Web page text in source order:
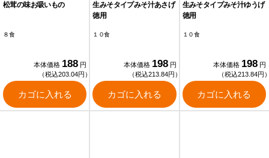
松茸の味お吸いもの
８食
本体価格 188 円
（税込203.04円）
カゴに入れる
生みそタイプみそ汁あさげ
徳用
１０食
本体価格 198 円
（税込213.84円）
カゴに入れる
生みそタイプみそ汁ゆうげ
徳用
１０食
本体価格 198 円
（税込213.84円
カゴに入れる